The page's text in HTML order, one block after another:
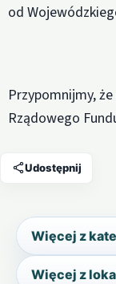
od
Przypomnijmy,
Rządowego
Udostępnij
Więcej z
Więcej z